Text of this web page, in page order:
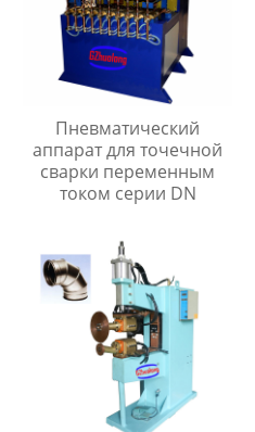
Пневматический
аппарат для точечной
сварки переменным
током серии DN